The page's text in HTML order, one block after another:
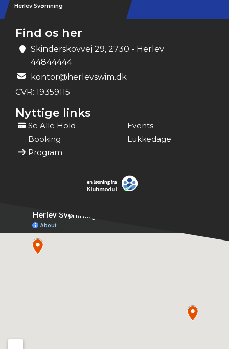
Herlev Svømning
Find os her
Skinderskovvej 29, 2730 - Herlev
44844444
kontor@herlevswim.dk
CVR: 19359115
Nyttige links
Se Alle Hold
Events
Booking
Lukkedage
Program